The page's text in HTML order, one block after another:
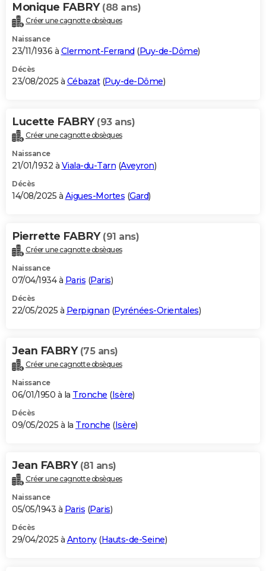
Monique FABRY (88 ans)
Créer une cagnotte obsèques
Naissance
23/11/1936 à Clermont-Ferrand (Puy-de-Dôme)
Décès
23/08/2025 à Cébazat(Puy-de-Dôme)
Lucette FABRY (93 ans)
Créer une cagnotte obsèques
Naissance
21/01/1932 à Viala-du-Tarn (Aveyron)
Décès
14/08/2025 à Aigues-Mortes (Gard)
Pierrette FABRY (91 ans)
Créer une cagnotte obsèques
Naissance
07/04/1934 à Paris (Paris)
Décès
22/05/2025 à Perpignan (Pyrénées-Orientales)
Jean FABRY (75 ans)
Créer une cagnotte obsèques
Naissance
06/01/1950 à la Tronche (Isère)
Décès
09/05/2025 à la Tronche (Isère)
Jean FABRY (81 ans)
Créer une cagnotte obsèques
Naissance
05/05/1943 à Paris (Paris)
Décès
29/04/2025 à Antony(Hauts-de-Seine)